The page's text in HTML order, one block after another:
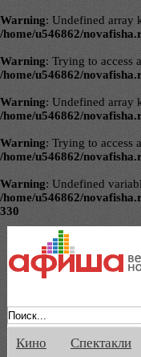
Warning: Undefined array
/home/u546862/
Warning: Trying to access
/home/u546862/
Warning: Undefined array
/home/u546862/
Warning: Trying to access
/home/u546862/
Warning: Undefined
/home/u546862/
330
Кино Спектакли